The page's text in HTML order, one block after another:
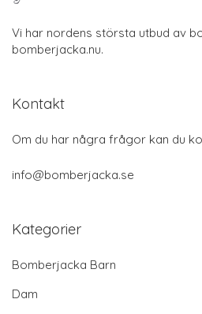
Vi har nordens största utbud av
bomberjacka.nu.
Kontakt
Om du har några frågor kan du
info@bomberjacka.se
Kategorier
Bomberjacka Barn
Dam